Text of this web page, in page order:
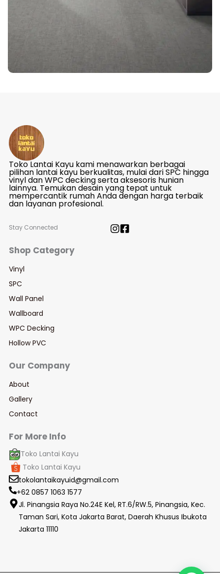
Toko Lantai Kayu kami menawarkan berbagai
pilihan lantai kayu berkualitas, mulai dari SPC hingga
vinyl dan WPC decking serta aksesoris hunian
lainnya. Temukan desain yang tepat untuk
mempercantik rumah Anda dengan harga terbaik
dan layanan profesional.
Stay Connected
Shop Category
Vinyl
SPC
Wall Panel
Wallboard
WPC Decking
Hollow PVC
Our Company​
About
Gallery
Contact
For More Info
Toko Lantai Kayu
Toko Lantai Kayu
tokolantaikayuid@gmail.com
+62 0857 1063 1577
Jl. Pinangsia Raya No.24E Kel, RT.6/RW.5, Pinangsia, Kec.
Taman Sari, Kota Jakarta Barat, Daerah Khusus Ibukota
Jakarta 11110